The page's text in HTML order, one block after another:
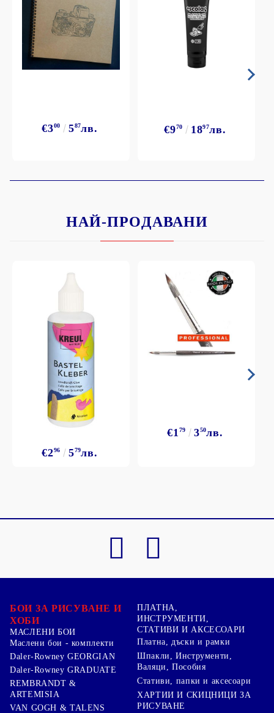
€300 587лв. €970 1897лв.
НАЙ-ПРОДАВАНИ
€296 579лв.
€179 350лв.
БОИ ЗА РИСУВАНЕ И
ХОБИ
МАСЛЕНИ БОИ
Маслени бои - комплекти
Daler-Rowney GEORGIAN
Daler-Rowney GRADUATE
REMBRANDT &
ARTEMISIA
VAN GOGH & TALENS
ПЛАТНА,
ИНСТРУМЕНТИ,
СТАТИВИ И АКСЕСОАРИ
Платна, дъски и рамки
Шпакли, Инструменти,
Валяци, Пособия
Стативи, папки и аксесоари
ХАРТИИ И СКИЦНИЦИ ЗА
РИСУВАНЕ